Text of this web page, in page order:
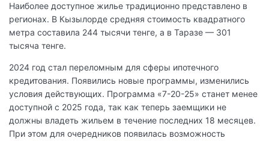
Наиболее доступное жилье традиционно представлено в
регионах. В Кызылорде средняя стоимость квадратного
метра составила 244 тысячи тенге, а в Таразе — 301
тысяча тенге.
2024 год стал переломным для сферы ипотечного
кредитования. Появились новые программы, изменились
условия действующих. Программа «7-20-25» станет менее
доступной с 2025 года, так как теперь заемщики не
должны владеть жильем в течение последних 18 месяцев.
При этом для очередников появилась возможность